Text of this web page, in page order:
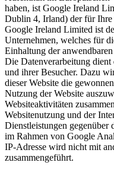
haben, ist Google Ireland
Dublin 4, Irland) der für Ihre
Google Ireland Limited ist
Unternehmen, welches für
Einhaltung der
Die Datenverarbeitung
und ihrer Besucher. Dazu
dieser Website die
Nutzung der Website
Websiteaktivitäten
Websitenutzung und der
Dienstleistungen gegenüber
im Rahmen von Google
IP-Adresse wird nicht mit
zusammengeführt.